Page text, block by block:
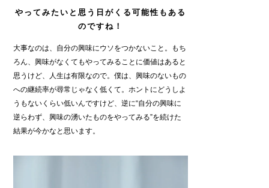
やってみたいと思う日がくる可能性もある
のですね！
大事なのは、自分の興味にウソをつかないこと。もち
ろん、興味がなくてもやってみることに価値はあると
思うけど、人生は有限なので。僕は、興味のないもの
への継続率が尋常じゃなく低くて。ホントにどうしよ
うもないくらい低いんですけど、逆に“自分の興味に
逆らわず、興味の湧いたものをやってみる”を続けた
結果が今かなと思います。